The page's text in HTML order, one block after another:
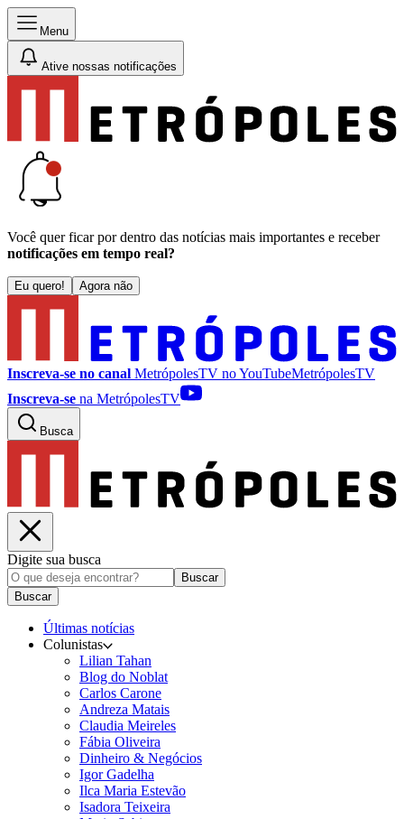
Menu
Ative nossas notificações
Você quer ficar por dentro das notícias mais importantes e receber
notificações em tempo real?
Eu quero! Agora não
Inscreva-se no canal MetrópolesTV noYouTubeMetrópolesTV
Inscreva-se na MetrópolesTV
Busca
Digite sua busca
Buscar
Buscar
Últimas notícias
Colunistas
Lilian Tahan
Blog do Noblat
Carlos Carone
Andreza Matais
Claudia Meireles
Fábia Oliveira
Dinheiro & Negócios
Igor Gadelha
Ilca Maria Estevão
Isadora Teixeira